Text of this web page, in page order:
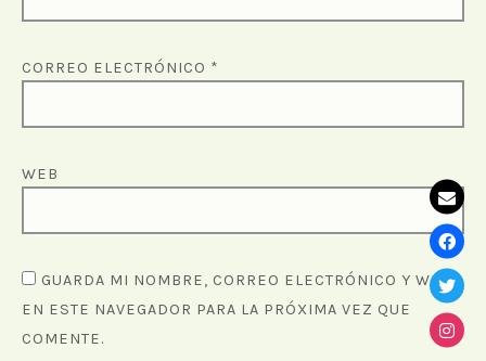
CORREO ELECTRÓNICO *
WEB
GUARDA MI NOMBRE, CORREO ELECTRÓNICO Y WEB
EN ESTE NAVEGADOR PARA LA PRÓXIMA VEZ QUE
COMENTE.